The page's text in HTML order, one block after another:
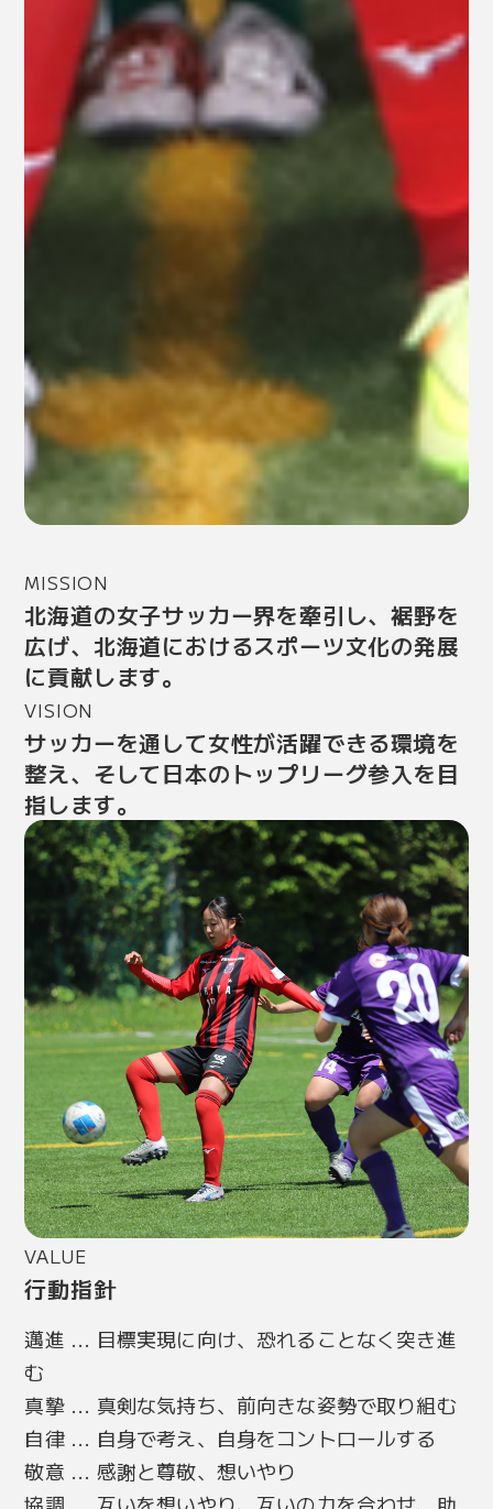
MISSION
北海道の女子サッカー界を牽引し、裾野を
広げ、北海道におけるスポーツ文化の発展
に貢献します。
VISION
サッカーを通して女性が活躍できる環境を
整え、そして日本のトップリーグ参入を目
指します。
VALUE
行動指針
邁進 ... 目標実現に向け、恐れることなく突き進
む
真摯 ... 真剣な気持ち、前向きな姿勢で取り組む
自律 ... 自身で考え、自身をコントロールする
敬意 ... 感謝と尊敬、想いやり